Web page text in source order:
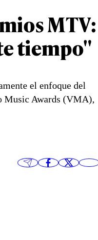
MTV:
tiempo"
el enfoque del
Music Awards (VMA),